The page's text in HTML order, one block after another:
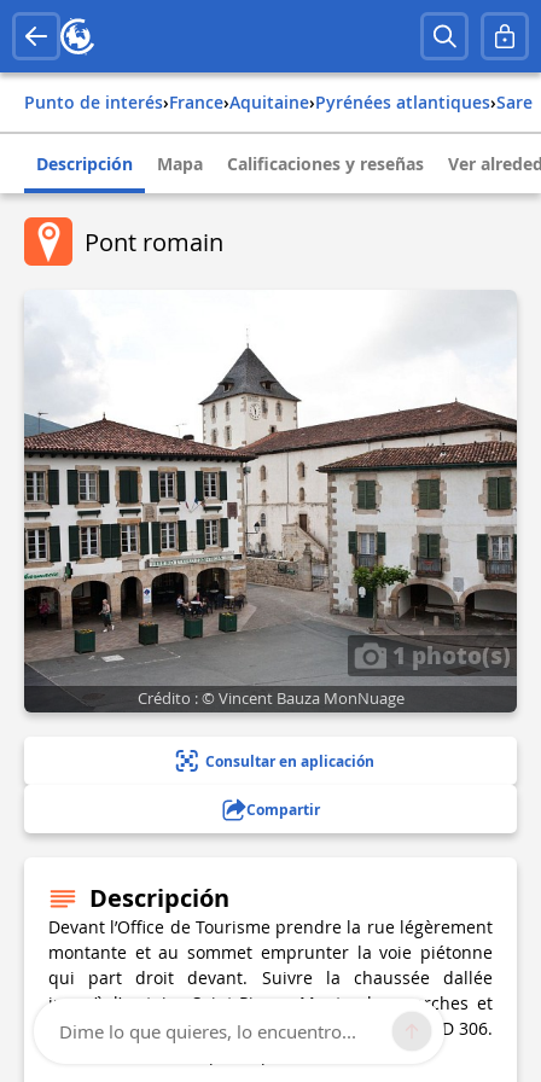
Punto de interés› france› aquitaine› pyrénées atlantiques› sare
Descripción Mapa Calificaciones y reseñas Ver
Pont romain
1 photo(s)
Crédito : © Vincent Bauza MonNuage
Consultar en aplicación
Compartir
Descripción
Devant l’Office de Tourisme prendre la rue légèrement
montante et au sommet emprunter la voie piétonne
qui part droit devant. Suivre la chaussée dallée
jusqu’à l’oratoire Saint-Pierre. Monter les marches et
continuer sur cette voie pavée pour atteindre la D 306.
Dime lo que quieres, lo encuentro...